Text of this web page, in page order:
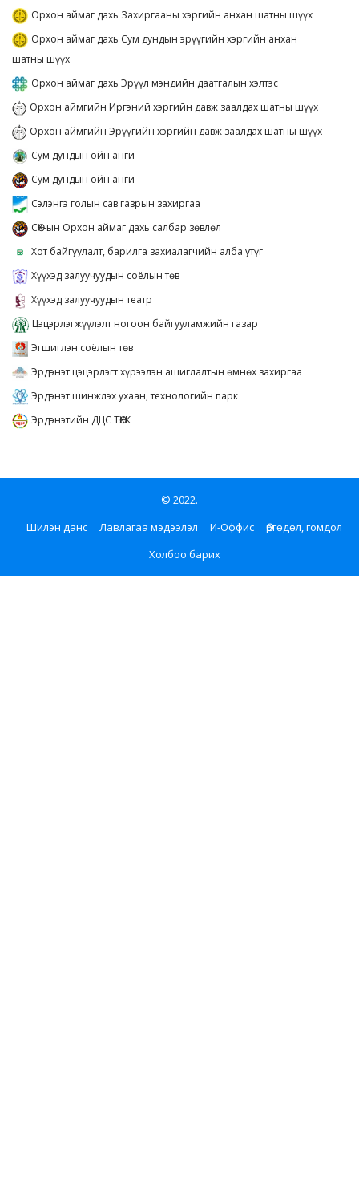
Орхон аймаг дахь Захиргааны хэргийн анхан шатны шүүх
Орхон аймаг дахь Сум дундын эрүүгийн хэргийн анхан
шатны шүүх
Орхон аймаг дахь Эрүүл мэндийн даатгалын хэлтэс
Орхон аймгийн Иргэний хэргийн давж заалдах шатны шүүх
Орхон аймгийн Эрүүгийн хэргийн давж заалдах шатны шүүх
Сум дундын ойн анги
Сум дундын ойн анги
Сэлэнгэ голын сав газрын захиргаа
СӨХ-ын Орхон аймаг дахь салбар зөвлөл
Хот байгуулалт, барилга захиалагчийн алба утүг
Хүүхэд залуучуудын соёлын төв
Хүүхэд залуучуудын театр
Цэцэрлэгжүүлэлт ногоон байгууламжийн газар
Эгшиглэн соёлын төв
Эрдэнэт цэцэрлэгт хүрээлэн ашиглалтын өмнөх захиргаа
Эрдэнэт шинжлэх ухаан, технологийн парк
Эрдэнэтийн ДЦС ТӨХК
© 2022.
Шилэн данс
Лавлагаа мэдээлэл И-Оффис
Өргөдөл, гомдол
Холбоо барих